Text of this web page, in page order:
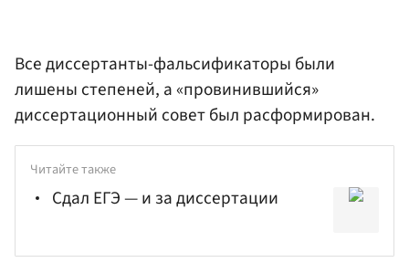
Все диссертанты-фальсификаторы были
лишены степеней, а «провинившийся»
диссертационный совет был расформирован.
Читайте также
Сдал ЕГЭ — и за диссертации